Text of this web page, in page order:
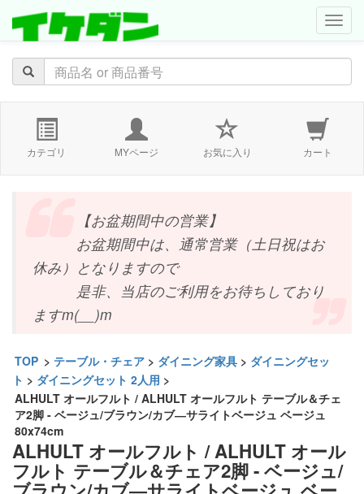
カテゴリ MYページ お気に入り カート
【お盆期間中の営業】
お盆期間中は、通常営業（土日祝はお
休み）となりますので
是非、当店のご利用をお待ちしており
ますm(__)m
TOP > テーブル・チェア > ダイニング家具 > ダイニングセッ
ト > ダイニングセット 2人用 >
ALHULT オールフルト / ALHULT オールフルト テーブル＆チェ
ア2脚 - ベージュ/ブラウン/カブ―サライトベージュ ベージュ
80x74cm
ALHULT オールフルト / ALHULT オール
フルト テーブル＆チェア2脚 - ベージュ/